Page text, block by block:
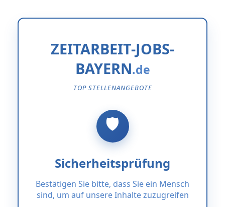
ZEITARBEIT-JOBS-
BAYERN
TOP STELLENANGEBOTE
Sicherheitsprüfung
Bestätigen Sie bitte, dass Sie ein Mensch
sind, um auf unsere Inhalte zuzugreifen